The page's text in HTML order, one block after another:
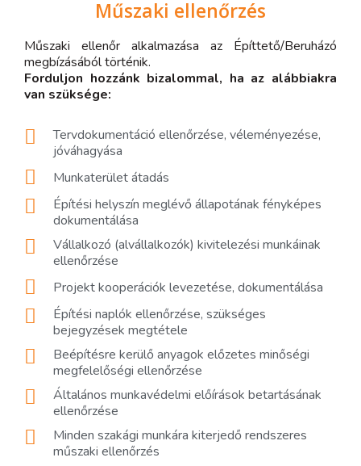
Műszaki ellenőrzés
Műszaki ellenőr alkalmazása az Építtető/Beruházó
megbízásából történik.
Forduljon hozzánk bizalommal, ha az alábbiakra
van szüksége:
Tervdokumentáció ellenőrzése, véleményezése,
jóváhagyása
Munkaterület átadás
Építési helyszín meglévő állapotának fényképes
dokumentálása
Vállalkozó (alvállalkozók) kivitelezési munkáinak
ellenőrzése
Projekt kooperációk levezetése, dokumentálása
Építési naplók ellenőrzése, szükséges
bejegyzések megtétele
Beépítésre kerülő anyagok előzetes minőségi
megfelelőségi ellenőrzése
Általános munkavédelmi előírások betartásának
ellenőrzése
Minden szakági munkára kiterjedő rendszeres
műszaki ellenőrzés